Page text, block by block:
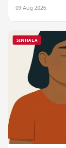
09 Aug 2026
SINHALA